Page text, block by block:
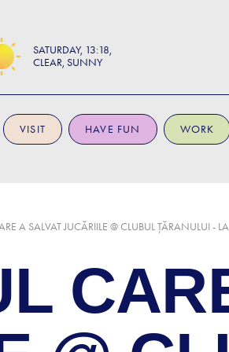
SATURDAY 13:18
CLEAR, SUNNY
VISIT HAVE FUN WORK
A SALVAT JUCĂRIILE @ CLUBUL ȚĂRANULUI -